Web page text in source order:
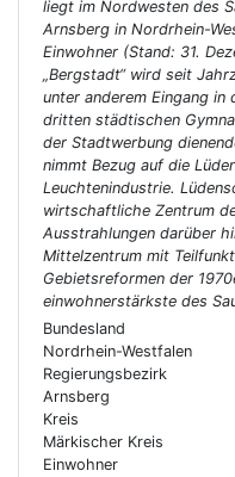
liegt im Nordwesten des
Arnsberg in Nordrhein-
Einwohner (Stand: 31.
„Bergstadt“ wird seit
unter anderem Eingang in
dritten städtischen
der Stadtwerbung
nimmt Bezug auf die
Leuchtenindustrie.
wirtschaftliche Zentrum
Ausstrahlungen darüber
Mittelzentrum mit
Gebietsreformen der
einwohnerstärkste des
Bundesland
Nordrhein-Westfalen
Regierungsbezirk
Arnsberg
Kreis
Märkischer Kreis
Einwohner